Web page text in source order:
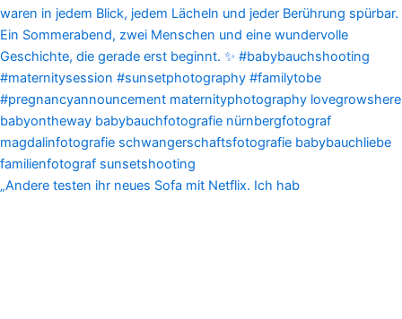
„Andere testen ihr neues Sofa mit Netflix. Ich hab